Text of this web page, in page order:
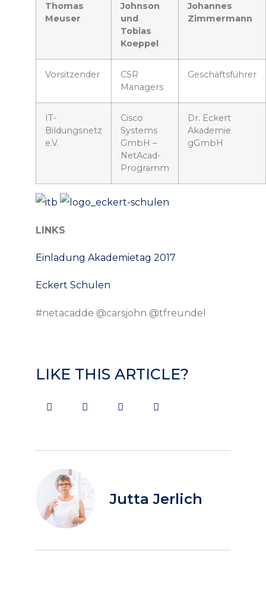
Thomas
Meuser
Johnson
und
Tobias
Koeppel
Johannes
Zimmermann
Vorsitzender
CSR
Managers
Geschäftsführer
IT-
Bildungsnetz
e.V.
Cisco
Systems
GmbH –
NetAcad-
Programm
Dr. Eckert
Akademie
gGmbH
LINKS
Einladung Akademietag 2017
Eckert Schulen
#netacadde @carsjohn @tfreundel
LIKE THIS ARTICLE?
Jutta Jerlich